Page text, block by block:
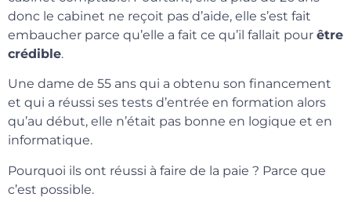
donc le cabinet ne reçoit pas d’aide, elle s’est fait
embaucher parce qu’elle a fait ce qu’il fallait pour être
crédible.
Une dame de 55 ans qui a obtenu son financement
et qui a réussi ses tests d’entrée en formation alors
qu’au début, elle n’était pas bonne en logique et en
informatique.
Pourquoi ils ont réussi à faire de la paie ? Parce que
c’est possible.